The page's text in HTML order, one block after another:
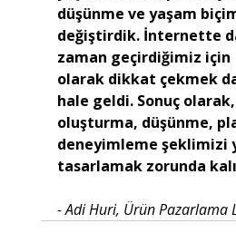
düşünme ve yaşam
değiştirdik. İnternette
zaman geçirdiğimiz için
olarak dikkat çekmek
hale geldi. Sonuç
oluşturma, düşünme,
deneyimleme şeklimizi
tasarlamak zorunda
- Adi Huri, Ürün Pazarlama